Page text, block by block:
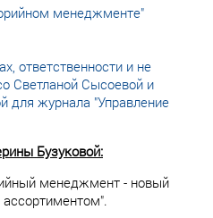
менеджменте"
ответственности и не
Светланой Сысоевой и
для журнала "Управление
Бузуковой:
менеджмент - новый